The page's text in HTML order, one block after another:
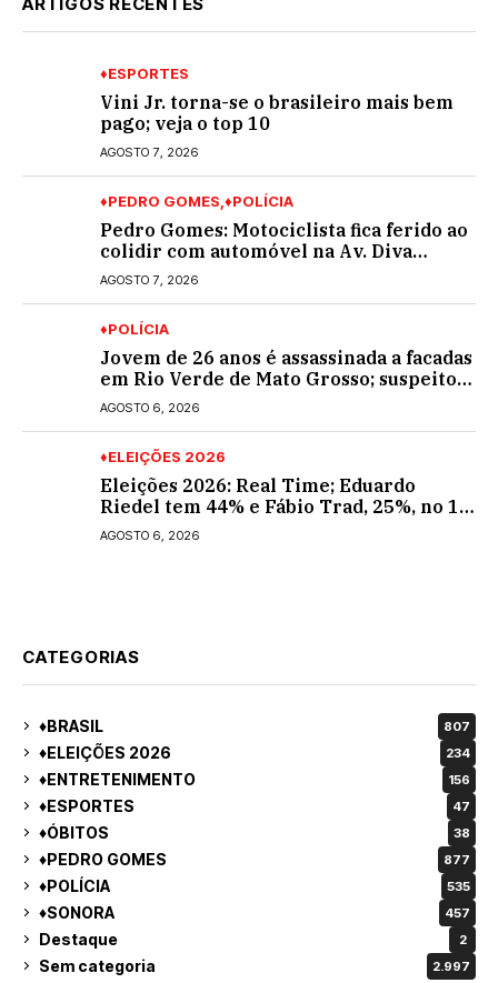
♦ESPORTES
Vini Jr. torna-se o brasileiro mais bem
pago; veja o top 10
AGOSTO 7, 2026
♦PEDRO GOMES ♦POLÍCIA
Pedro Gomes: Motociclista fica ferido ao
colidir com automóvel na Av. Diva
Araújo; ele não tinha CNH
AGOSTO 7, 2026
♦POLÍCIA
Jovem de 26 anos é assassinada a facadas
em Rio Verde de Mato Grosso; suspeito é
procurado
AGOSTO 6, 2026
♦ELEIÇÕES 2026
Eleições 2026: Real Time; Eduardo
Riedel tem 44% e Fábio Trad, 25%, no 1º
turno para o governo do MS
AGOSTO 6, 2026
CATEGORIAS
♦BRASIL 807
♦ELEIÇÕES 2026 234
♦ENTRETENIMENTO 156
♦ESPORTES 47
♦ÓBITOS 38
♦PEDRO GOMES 877
♦POLÍCIA 535
♦SONORA 457
Destaque 2
Sem categoria 2.997